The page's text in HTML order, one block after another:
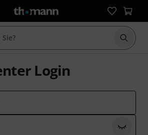
Suche
Login